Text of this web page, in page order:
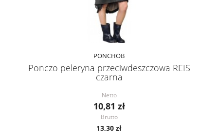
PONCHOB
Ponczo peleryna przeciwdeszczowa REIS
czarna
Netto
10,81 zł
Brutto
13,30 zł